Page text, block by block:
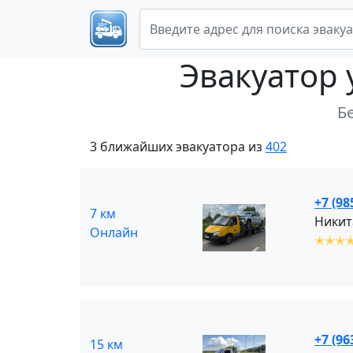
Эвакуатор
3 ближайших эвакуатора из 402
7 км
Онлайн
+7
15 км
+7